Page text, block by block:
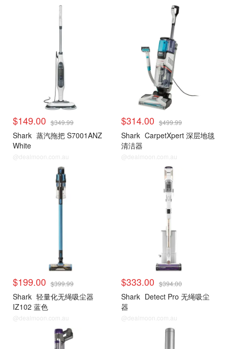
$149.00 $349.99
Shark 蒸汽拖把 S7001ANZ
White
@dealmoon.com.au
$314.00 $499.99
Shark CarpetXpert 深层地毯
清洁器
@dealmoon.com.au
$199.00 $399.99
Shark 轻量化无绳吸尘器
IZ102 蓝色
@dealmoon.com.au
$333.00 $394.00
Shark Detect Pro 无绳吸尘
器
@dealmoon.com.au